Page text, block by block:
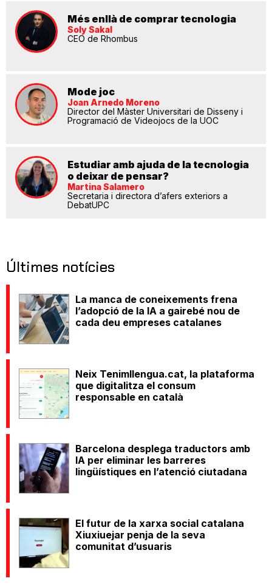
Més enllà de comprar tecnologia
Soly Sakal
CEO de Rhombus
Mode joc
Joan Arnedo Moreno
Director del Màster Universitari de Disseny i
Programació de Videojocs de la UOC
Estudiar amb ajuda de la tecnologia
o deixar de pensar?
Martina Salamero
Secretaria i directora d’afers exteriors a
DebatUPC
Últimes notícies
La manca de coneixements frena
l’adopció de la IA a gairebé nou de
cada deu empreses catalanes
Neix Tenimllengua.cat, la plataforma
que digitalitza el consum
responsable en català
Barcelona desplega traductors amb
IA per eliminar les barreres
lingüístiques en l’atenció ciutadana
El futur de la xarxa social catalana
Xiuxiuejar penja de la seva
comunitat d’usuaris